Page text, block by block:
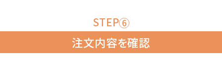
STEP 6
注文内容を確認